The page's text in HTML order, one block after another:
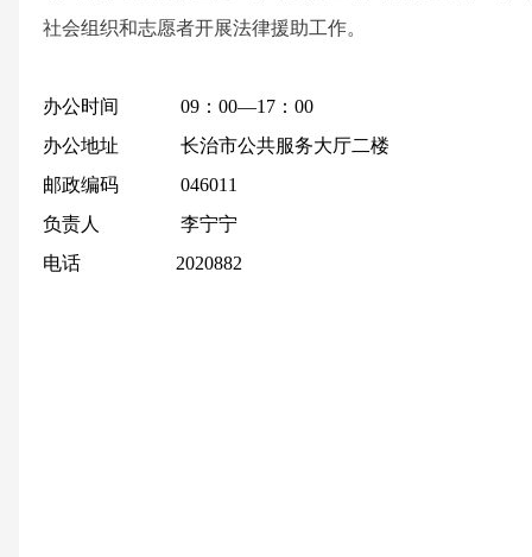
社会组织和志愿者开展法律援助工作。
办公时间 09 ： 00—17 ： 00
办公地址
长治市公共服务大厅二楼
邮政编码
046011
负责人
李宁宁
电话 2020882